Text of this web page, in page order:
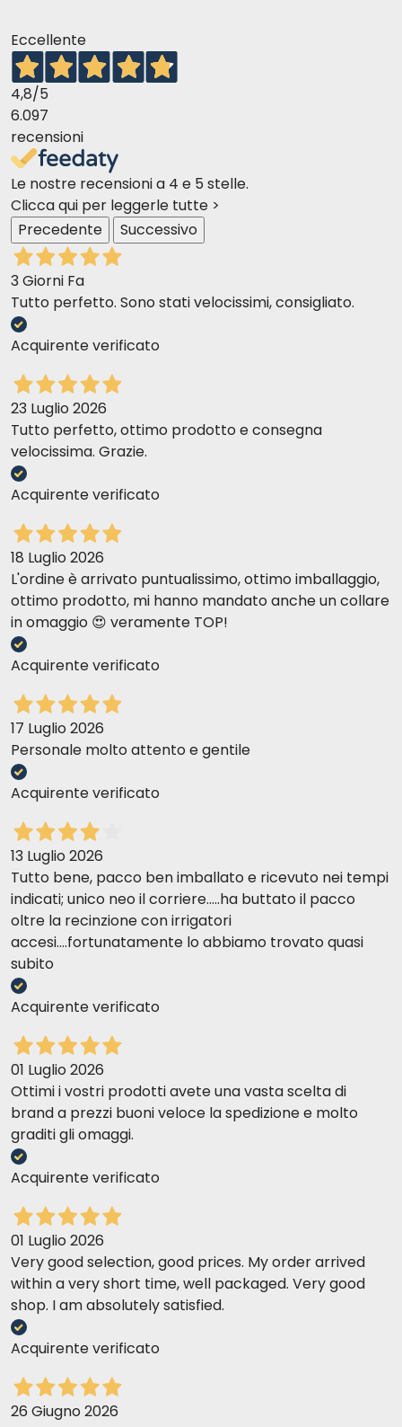
Eccellente
4,8/5
6.097
recensioni
Le nostre recensioni a 4 e 5 stelle.
Clicca qui per leggerle tutte >
Precedente
Successivo
3 Giorni Fa
Tutto perfetto. Sono stati velocissimi, consigliato.
Acquirente verificato
23 Luglio 2026
Tutto perfetto, ottimo prodotto e consegna
velocissima. Grazie.
Acquirente verificato
18 Luglio 2026
L'ordine è arrivato puntualissimo, ottimo imballaggio,
ottimo prodotto, mi hanno mandato anche un collare
in omaggio 😍 veramente TOP!
Acquirente verificato
17 Luglio 2026
Personale molto attento e gentile
Acquirente verificato
13 Luglio 2026
Tutto bene, pacco ben imballato e ricevuto nei tempi
indicati; unico neo il corriere.....ha buttato il pacco
oltre la recinzione con irrigatori
accesi....fortunatamente lo abbiamo trovato quasi
subito
Acquirente verificato
01 Luglio 2026
Ottimi i vostri prodotti avete una vasta scelta di
brand a prezzi buoni veloce la spedizione e molto
graditi gli omaggi.
Acquirente verificato
01 Luglio 2026
Very good selection, good prices. My order arrived
within a very short time, well packaged. Very good
shop. I am absolutely satisfied.
Acquirente verificato
26 Giugno 2026